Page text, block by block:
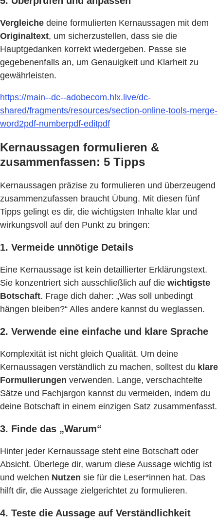
Vergleiche deine formulierten Kernaussagen mit dem
Originaltext, um sicherzustellen, dass sie die
Hauptgedanken korrekt wiedergeben. Passe sie
gegebenenfalls an, um Genauigkeit und Klarheit zu
gewährleisten.
https://main--dc--adobecom.hlx.live/dc-
shared/fragments/resources/section-online-tools-merge-
word2pdf-numberpdf-editpdf
Kernaussagen formulieren &
zusammenfassen: 5 Tipps
Kernaussagen präzise zu formulieren und überzeugend
zusammenzufassen braucht Übung. Mit diesen fünf
Tipps gelingt es dir, die wichtigsten Inhalte klar und
wirkungsvoll auf den Punkt zu bringen:
1. Vermeide unnötige Details
Eine Kernaussage ist kein detaillierter Erklärungstext.
Sie konzentriert sich ausschließlich auf die wichtigste
Botschaft. Frage dich daher: „Was soll unbedingt
hängen bleiben?“ Alles andere kannst du weglassen.
2. Verwende eine einfache und klare Sprache
Komplexität ist nicht gleich Qualität. Um deine
Kernaussagen verständlich zu machen, solltest du klare
Formulierungen verwenden. Lange, verschachtelte
Sätze und Fachjargon kannst du vermeiden, indem du
deine Botschaft in einem einzigen Satz zusammenfasst.
3. Finde das „Warum“
Hinter jeder Kernaussage steht eine Botschaft oder
Absicht. Überlege dir, warum diese Aussage wichtig ist
und welchen Nutzen sie für die Leser*innen hat. Das
hilft dir, die Aussage zielgerichtet zu formulieren.
4. Teste die Aussage auf Verständlichkeit